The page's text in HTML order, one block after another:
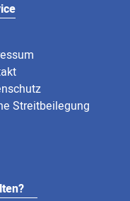
Streitbeilegung